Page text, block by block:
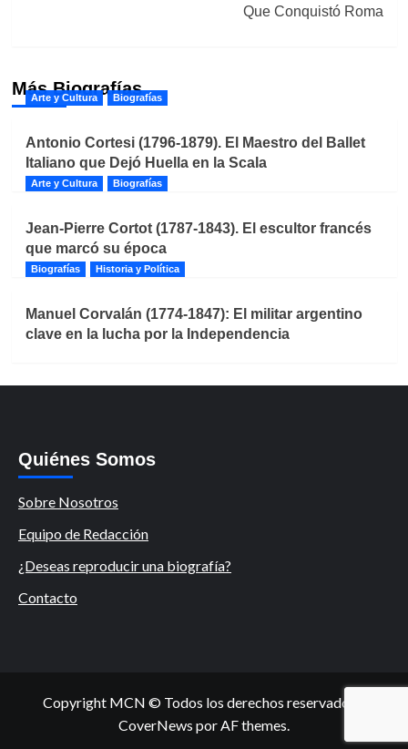
Que Conquistó Roma
Más Biografías
Arte y Cultura Biografías
Antonio Cortesi (1796-1879). El Maestro del Ballet
Italiano que Dejó Huella en la Scala
Arte y Cultura Biografías
Jean-Pierre Cortot (1787-1843). El escultor francés
que marcó su época
Biografías Historia y Política
Manuel Corvalán (1774-1847): El militar argentino
clave en la lucha por la Independencia
Quiénes Somos
Sobre Nosotros
Equipo de Redacción
¿Deseas reproducir una biografía?
Contacto
Copyright MCN © Todos los derechos reservados.
CoverNews por AF themes.